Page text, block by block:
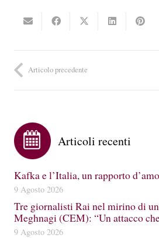
Articolo precedente
Articoli recenti
Kafka e l’Italia, un rapporto
9 Agosto 2026
Tre giornalisti Rai nel mirino di
Meghnagi (CEM): “Un attacco
9 Agosto 2026